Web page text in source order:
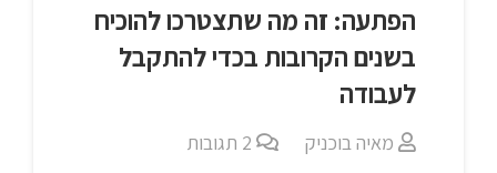
הפתעה: זה מה שתצטרכו להוכיח
בשנים הקרובות בכדי להתקבל
לעבודה
מאיה בוכניק 2 תגובות